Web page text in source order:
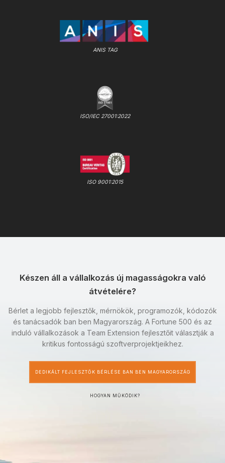
ANIS TAG
ISO/IEC 27001:2022
ISO 9001:2015
Készen áll a vállalkozás új magasságokra való
átvételére?
Bérlet a legjobb fejlesztők, mérnökök, programozók, kódozók
és tanácsadók ban ben Magyarország. A Fortune 500 és az
induló vállalkozások a Team Extension fejlesztőit választják a
kritikus fontosságú szoftverprojektjeikhez.
DEDIKÁLT FEJLESZTŐK BÉRLÉSE BAN BEN MAGYARORSZÁG
HOGYAN MŰKÖDIK?